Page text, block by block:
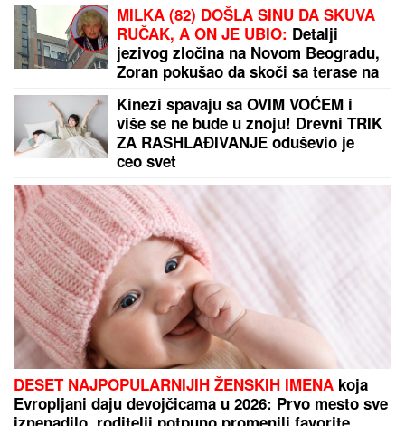
DRUGI DEO DANA DONOSI
PROMENU VREMENA:Meteoalarm
uključen za celu Srbiju, ovi delovi će
biti prvi na udaru pljuskova i
grmljavine
DOK ONA ŠETA NAKIT OD
DESETINE HILJADA EVRA, EVO GDE
JOJ RADE SINOVI!Milena
Kačavenda otkrila pravu istinu o
svojim naslednicima, jedan je na
primorju